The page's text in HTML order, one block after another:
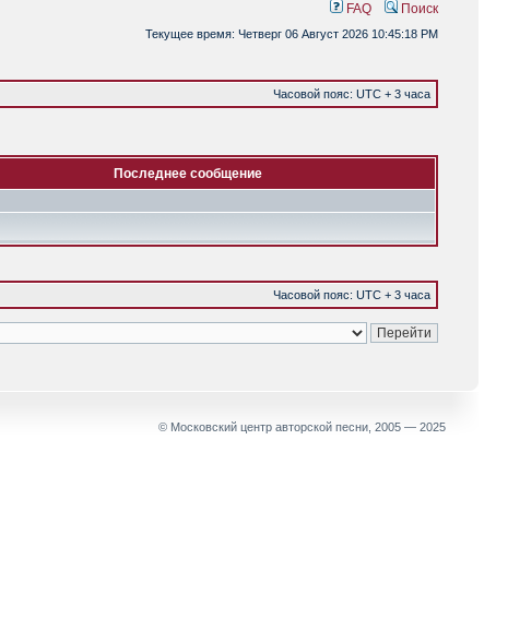
FAQ Поиск
Текущее время: Четверг 06 Август 2026 10:45:18 PM
Часовой пояс: UTC + 3 часа
Последнее сообщение
Часовой пояс: UTC + 3 часа
© Московский центр авторской песни, 2005 — 2025